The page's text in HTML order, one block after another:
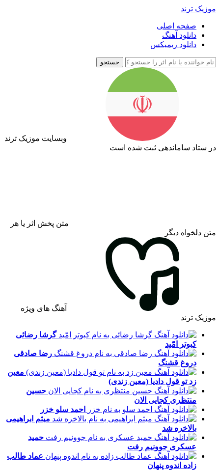
موزیک ترند
صفحه اصلی
دانلود آهنگ
دانلود ریمیکس
جستجو
وبسایت موزیک ترند
در ستاد ساماندهی ثبت شده است
متن پخش اثر یا هر
متن دلخواه دیگر
آهنگ های ویژه
موزیک ترند
گرشا رضائی
کبوتر امّید
رضا صادقی
دروغ قشنگ
معین
زدتو قول دادیا (معین زندی)
حسین
منتظریکجایی الان
احمد سلو خزر
میثم ابراهیمی
بالاخره شد
حمید
عسکری جوونیم رفت
عماد طالب
زاده اندوه پنهان